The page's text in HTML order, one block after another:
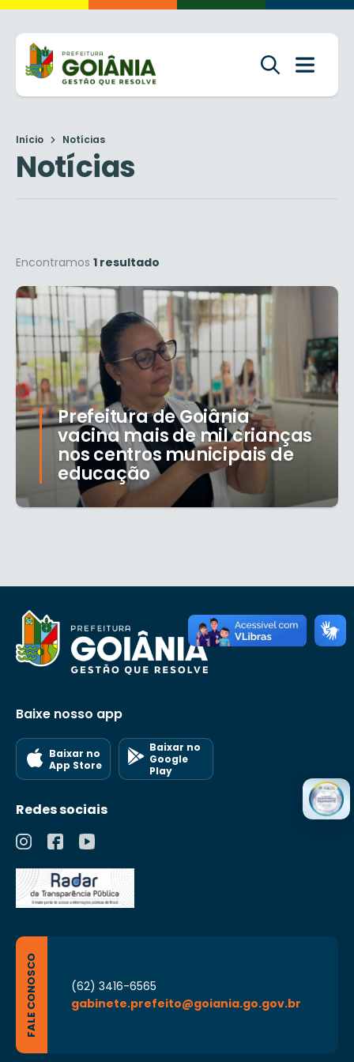
Início Notícias
Notícias
Encontramos 1 resultado
Prefeitura de Goiânia
vacina mais de mil crianças
nos centros municipais de
educação
Baixe nosso app
Baixar no
App Store
Baixar no
Google
Play
Redes sociais
FALE CONOSCO
(62) 3416-6565
gabinete.prefeito@goiania.go.gov.br